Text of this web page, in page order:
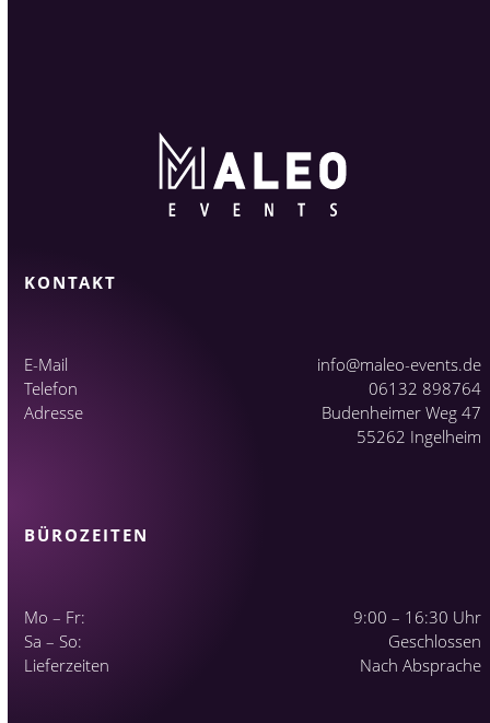
KONTAKT
E-Mail
info@maleo-events.de
Telefon
06132 898764
Adresse
Budenheimer Weg 47
55262 Ingelheim
BÜROZEITEN
Mo – Fr:
9:00 – 16:30 Uhr
Sa – So:
Geschlossen
Lieferzeiten
Nach Absprache